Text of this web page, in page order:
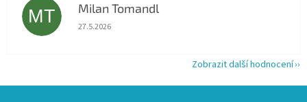
MT Milan Tomandl
Hodnocení obchodu je 5 z 5 hvězdiček.
27.5.2026
Zobrazit další hodnocení